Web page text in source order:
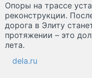
Опоры на трассе
реконструкции.
дорога в Элиту
протяжении – это
лета.
dela.ru